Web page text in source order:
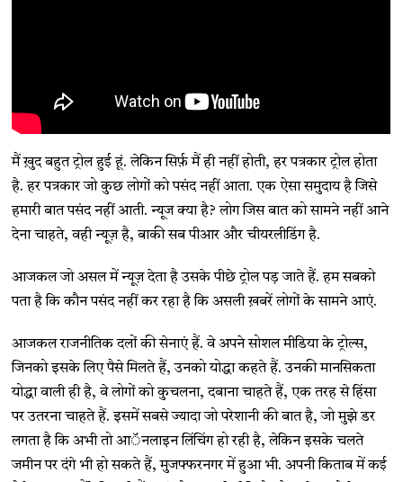
मैं ख़ुद बहुत ट्रोल हुई हूं. लेकिन सिर्फ़ मैं ही नहीं होती, हर पत्रकार ट्रोल होता
है. हर पत्रकार जो कुछ लोगों को पसंद नहीं आता. एक ऐसा समुदाय है जिसे
हमारी बात पसंद नहीं आती. न्यूज क्या है? लोग जिस बात को सामने नहीं आने
देना चाहते, वही न्यूज़ है, बाकी सब पीआर और चीयरलीडिंग है.
आजकल जो असल में न्यूज़ देता है उसके पीछे ट्रोल पड़ जाते हैं. हम सबको
पता है कि कौन पसंद नहीं कर रहा है कि असली ख़बरें लोगों के सामने आएं.
आजकल राजनीतिक दलों की सेनाएं हैं. वे अपने सोशल मीडिया के ट्रोल्स,
जिनको इसके लिए पैसे मिलते हैं, उनको योद्धा कहते हैं. उनकी मानसिकता
योद्धा वाली ही है, वे लोगों को कुचलना, दबाना चाहते हैं, एक तरह से हिंसा
पर उतरना चाहते हैं. इसमें सबसे ज्यादा जो परेशानी की बात है, जो मुझे डर
लगता है कि अभी तो आॅनलाइन लिंचिंग हो रही है, लेकिन इसके चलते
जमीन पर दंगे भी हो सकते हैं, मुजफ्फरनगर में हुआ भी. अपनी किताब में कई